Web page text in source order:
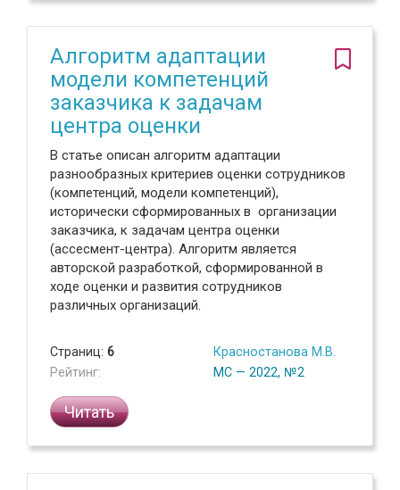
Алгоритм адаптации
модели компетенций
заказчика к задачам
центра оценки
В статье описан алгоритм адаптации
разнообразных критериев оценки сотрудников
(компетенций, модели компетенций),
исторически сформированных в организации
заказчика, к задачам центра оценки
(ассесмент-центра). Алгоритм является
авторской разработкой, сформированной в
ходе оценки и развития сотрудников
различных организаций.
Страниц: 6
Рейтинг:
Красностанова М.В.
МС — 2022, №2
Читать